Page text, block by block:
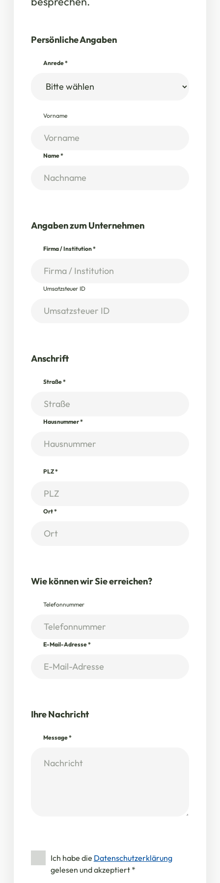
Persönliche Angaben
Anrede*
Vorname
Name*
Angaben zum Unternehmen
Firma / Institution*
Umsatzsteuer ID
Anschrift
Straße*
Hausnummer*
PLZ*
Ort*
Wie können wir Sie erreichen?
Telefonnummer
E-Mail-Adresse*
Ihre Nachricht
Message*
Ich habe die Datenschutzerklärung
gelesen und akzeptiert *